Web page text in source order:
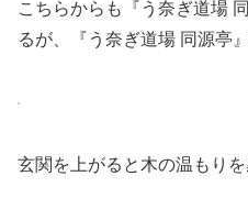
こちらからも『う奈ぎ道場
るが、『う奈ぎ道場 同源亭
玄関を上がると木の温もりを